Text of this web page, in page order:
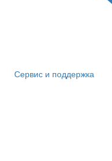
Сервис и поддержка